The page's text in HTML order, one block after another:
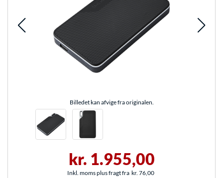
Billedet kan afvige fra originalen.
kr. 1.955,00
Inkl. moms plus fragt fra kr. 76,00